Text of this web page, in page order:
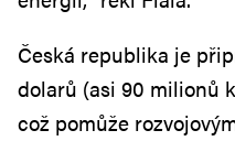
Česká republika je
dolarů (asi 90 milionů
což pomůže